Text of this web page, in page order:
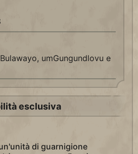
umGungundlovu e
esclusiva
di guarnigione